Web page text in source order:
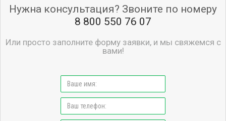
Нужна консультация? Звоните по номеру
8 800 550 76 07
Или просто заполните форму заявки, и мы свяжемся с
вами!